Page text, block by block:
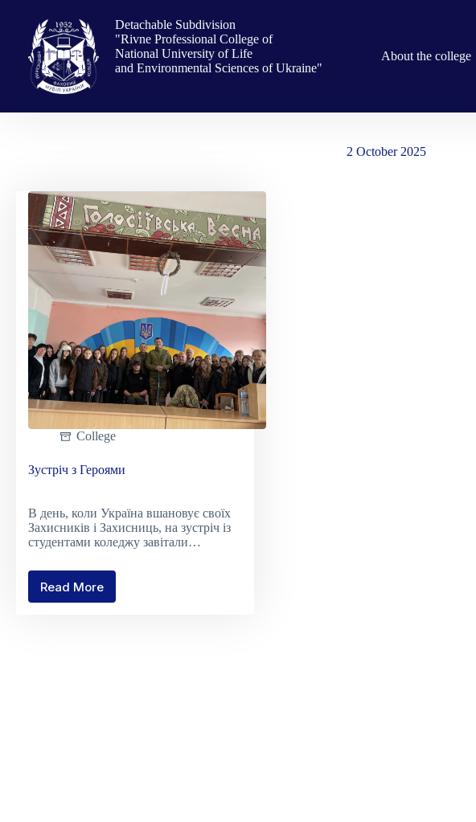
content
Detachable Subdivision
"Rivne Professional College of
National University of Life
and Environmental Sciences of Ukraine"
About the college
2 October 2025
College
Зустріч з Героями
В день, коли Україна вшановує своїх
Захисників і Захисниць, на зустріч із
студентами коледжу завітали…
Read More
Зустріч